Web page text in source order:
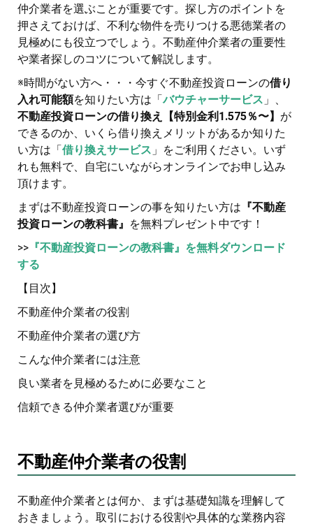
仲介業者を選ぶことが重要です。探し方のポイントを
押さえておけば、不利な物件を売りつける悪徳業者の
見極めにも役立つでしょう。不動産仲介業者の重要性
や業者探しのコツについて解説します。
※時間がない方へ・・・今すぐ不動産投資ローンの借り
入れ可能額を知りたい方は「バウチャーサービス 」、
不動産投資ローンの借り換え【特別金利1.575％〜】 が
できるのか、いくら借り換えメリットがあるか知りた
い方は「 借り換えサービス 」をご利用ください。いず
れも無料で、自宅にいながらオンラインでお申し込み
頂けます。
まずは不動産投資ローンの事を知りたい方は 『不動産
投資ローンの教科書』 を無料プレゼント中です！
>> 『不動産投資ローンの教科書』を無料ダウンロード
する
【目次】
不動産仲介業者の役割
不動産仲介業者の選び方
こんな仲介業者には注意
良い業者を見極めるために必要なこと
信頼できる仲介業者選びが重要
不動産仲介業者の役割
不動産仲介業者とは何か、まずは基礎知識を理解して
おきましょう。取引における役割や具体的な業務内容